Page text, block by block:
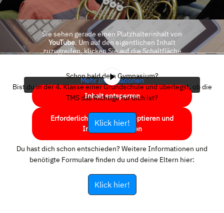
Sie sehen gerade einen Platzhalterinhalt von
YouTube. Um auf den eigentlichen Inhalt
zuzugreifen, klicken Sie auf die Schaltfläche
Mehr Informationen
Inhalt entsperren
Erforderlichen Service akzeptieren und
Inhalte entsperren
Schon bald dein Gymnasium?
Bist du in der 4. Klasse einer Grundschule und überlegst, ob die
TMS das Richtige für dich ist?
Klick hier!
Du hast dich schon entschieden? Weitere Informationen und
benötigte Formulare finden du und deine Eltern hier:
Klick hier!